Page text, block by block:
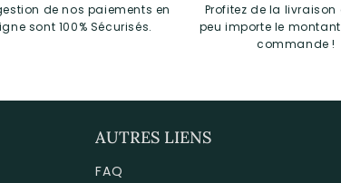
de nos paiements en
sont 100% Sécurisés.
Profitez de la
peu importe le
commande !
AUTRES LIENS
FAQ